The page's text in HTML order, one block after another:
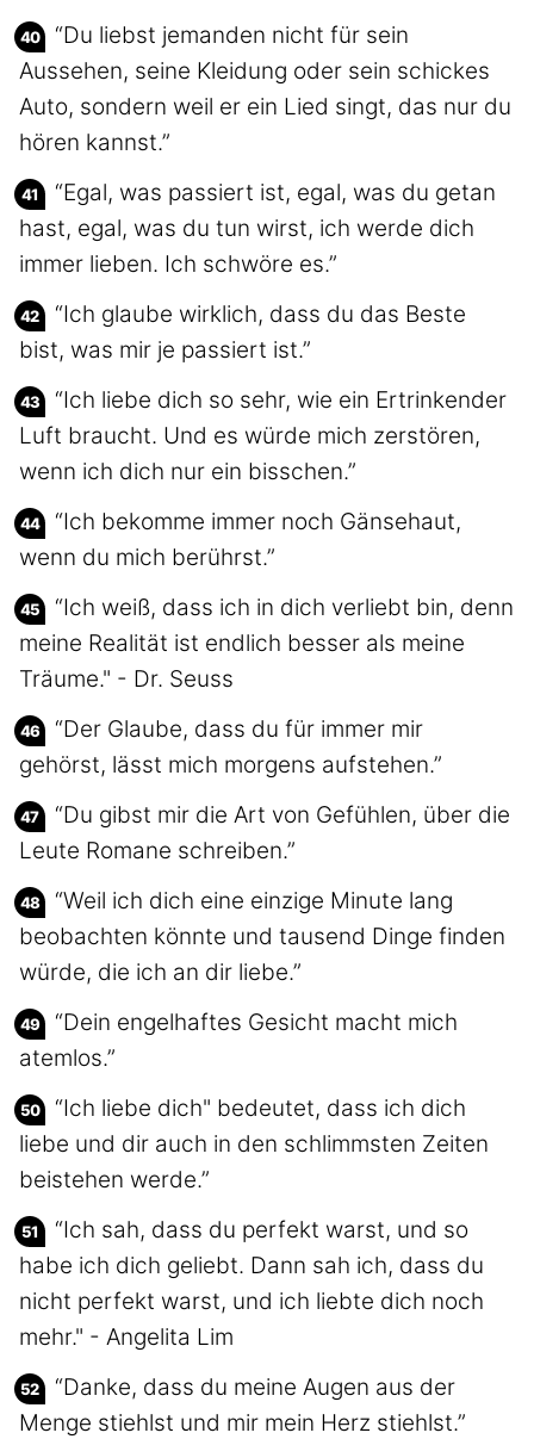
“Du liebst jemanden nicht für sein
Aussehen, seine Kleidung oder sein schickes
Auto, sondern weil er ein Lied singt, das nur du
hören kannst.”
“Egal, was passiert ist, egal, was du getan
hast, egal, was du tun wirst, ich werde dich
immer lieben. Ich schwöre es.”
“Ich glaube wirklich, dass du das Beste
bist, was mir je passiert ist.”
“Ich liebe dich so sehr, wie ein Ertrinkender
Luft braucht. Und es würde mich zerstören,
wenn ich dich nur ein bisschen.”
“Ich bekomme immer noch Gänsehaut,
wenn du mich berührst.”
“Ich weiß, dass ich in dich verliebt bin, denn
meine Realität ist endlich besser als meine
Träume." - Dr. Seuss
“Der Glaube, dass du für immer mir
gehörst, lässt mich morgens aufstehen.”
“Du gibst mir die Art von Gefühlen, über die
Leute Romane schreiben.”
“Weil ich dich eine einzige Minute lang
beobachten könnte und tausend Dinge finden
würde, die ich an dir liebe.”
“Dein engelhaftes Gesicht macht mich
atemlos.”
“Ich liebe dich" bedeutet, dass ich dich
liebe und dir auch in den schlimmsten Zeiten
beistehen werde.”
“Ich sah, dass du perfekt warst, und so
habe ich dich geliebt. Dann sah ich, dass du
nicht perfekt warst, und ich liebte dich noch
mehr." - Angelita Lim
“Danke, dass du meine Augen aus der
Menge stiehlst und mir mein Herz stiehlst.”